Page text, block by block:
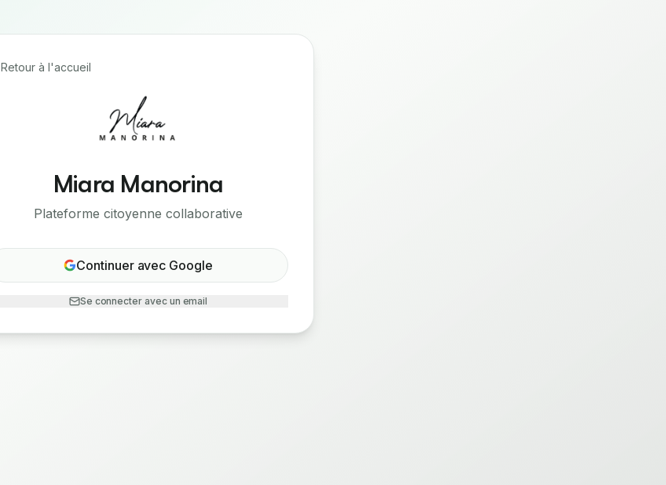
Retour à l'accueil
Miara Manorina
Plateforme citoyenne collaborative
Continuer avec Google
Se connecter avec un email